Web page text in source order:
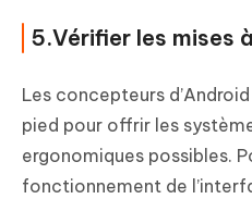
5.Vérifier les mises
Les concepteurs
pied pour offrir les
ergonomiques possibles.
fonctionnement de